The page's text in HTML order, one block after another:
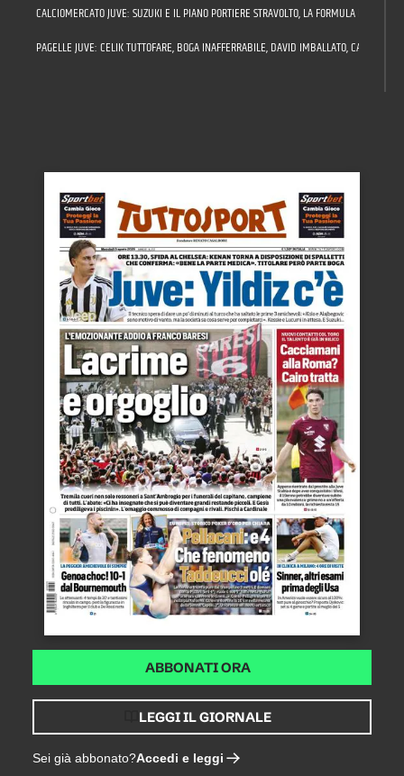
CALCIOMERCATO JUVE: SUZUKI E IL PIANO PORTIERE STRAVOLTO, LA FORMULA PER
PAGELLE JUVE: CELIK TUTTOFARE, BOGA INAFFERRABILE, DAVID IMBALLATO, CAMBIASO
ABBONATI ORA
LEGGI IL GIORNALE
Sei già abbonato?Accedi e leggi